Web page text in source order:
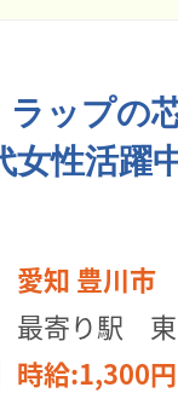
ラップの
女性活躍
愛知 豊川市
最寄り駅 東
時給:1,300